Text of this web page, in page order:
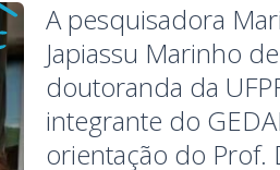
A pesquisadora
Japiassu Marinho
doutoranda da
integrante do
orientação do Prof.